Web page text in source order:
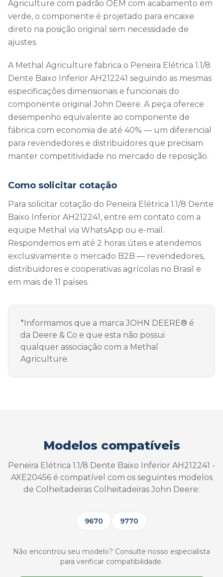
Agriculture com padrão OEM com acabamento em
verde, o componente é projetado para encaixe
direto na posição original sem necessidade de
ajustes.
A Methal Agriculture fabrica o Peneira Elétrica 1.1/8
Dente Baixo Inferior AH212241 seguindo as mesmas
especificações dimensionais e funcionais do
componente original John Deere. A peça oferece
desempenho equivalente ao componente de
fábrica com economia de até 40% — um diferencial
para revendedores e distribuidores que precisam
manter competitividade no mercado de reposição.
Como solicitar cotação
Para solicitar cotação do Peneira Elétrica 1.1/8 Dente
Baixo Inferior AH212241, entre em contato com a
equipe Methal via WhatsApp ou e-mail.
Respondemos em até 2 horas úteis e atendemos
exclusivamente o mercado B2B — revendedores,
distribuidores e cooperativas agrícolas no Brasil e
em mais de 11 países.
*Informamos que a marca JOHN DEERE® é
da Deere & Co e que esta não possui
qualquer associação com a Methal
Agriculture.
Modelos compatíveis
Peneira Elétrica 1.1/8 Dente Baixo Inferior AH212241 -
AXE20456 é compatível com os seguintes modelos
de Colheitadeiras Colheitadeiras John Deere:
9670 9770
Não encontrou seu modelo? Consulte nosso especialista
para verificar compatibilidade.